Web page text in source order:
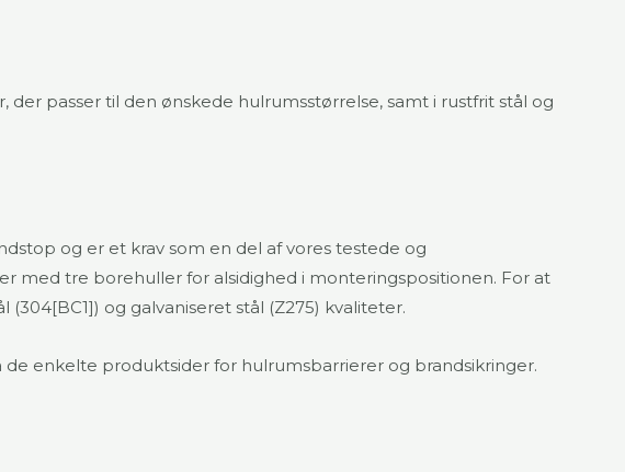
passer til den ønskede hulrumsstørrelse, samt i rustfrit stål og
og er et krav som en del af vores testede og
med tre borehuller for alsidighed i monteringspositionen. For at
og galvaniseret stål (Z275) kvaliteter.
enkelte produktsider for hulrumsbarrierer og brandsikringer.